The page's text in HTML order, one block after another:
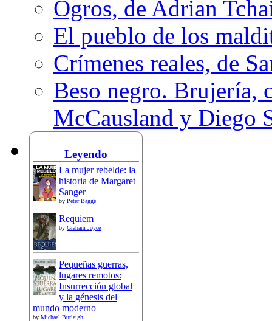
Ogros, de Adrian
El pueblo de los
Crímenes reales, de
Beso negro. Brujería,
McCausland y Diego
Leyendo
La mujer rebelde: la
historia de Margaret
Sanger
by Peter Bagge
Requiem
by Graham Joyce
Pequeñas guerras,
lugares remotos:
Insurrección global
y la génesis del
mundo moderno
by Michael Burleigh